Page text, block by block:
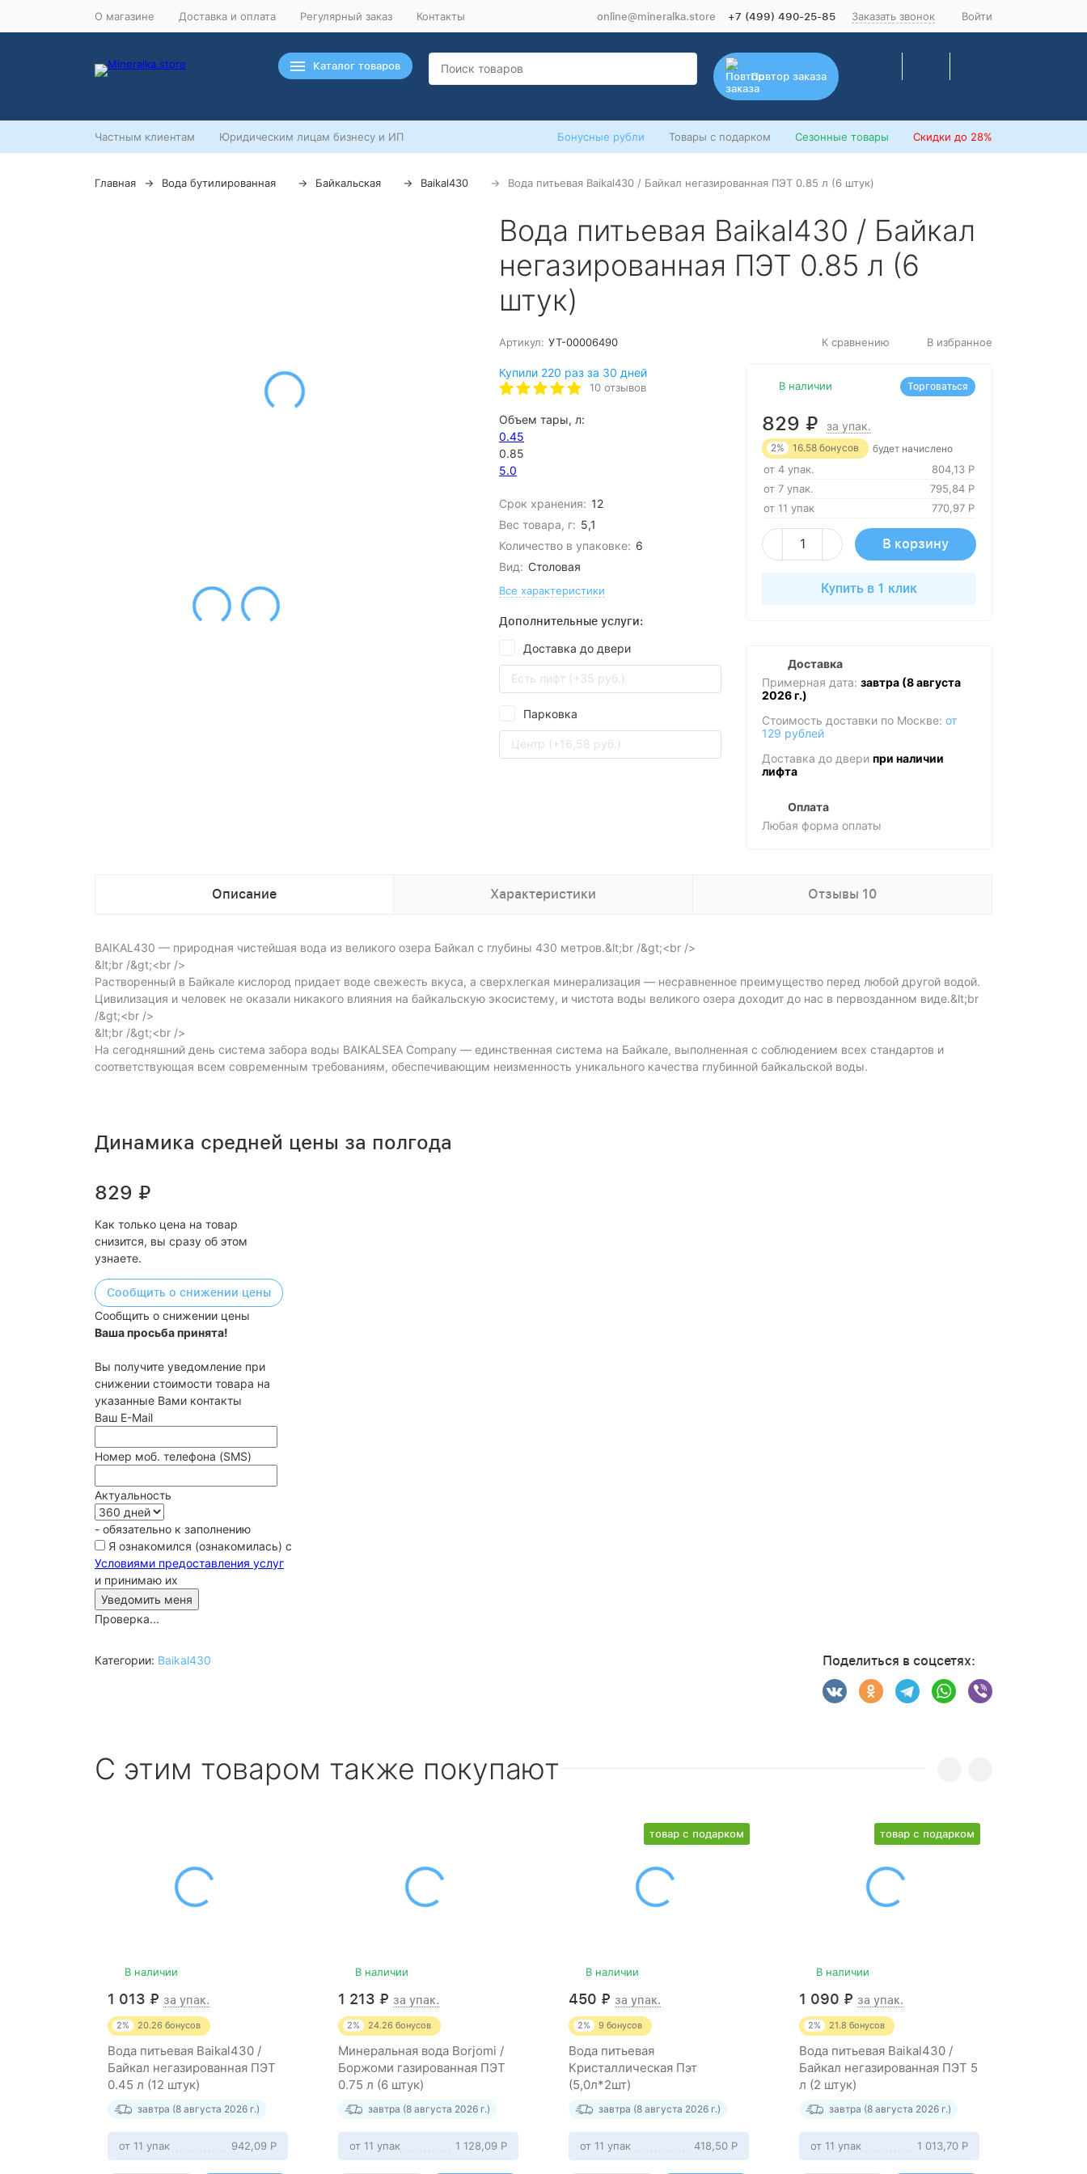
О магазине Доставка и оплата Регулярный заказ Контакты online@mineralka.store +7 (499) 490-25-85 Заказать звонок Войти
Каталог товаров
Повтор заказа
Частным клиентам Юридическим лицам бизнесу и ИП Бонусные рубли Товары с подарком Сезонные товары Скидки до 28%
Главная Вода бутилированная Байкальская Baikal430 Вода питьевая Baikal430 / Байкал негазированная ПЭТ 0.85 л (6 штук)
Вода питьевая Baikal430 / Байкал
негазированная ПЭТ 0.85 л (6
штук)
Артикул: УТ-00006490 К сравнению В избранное
Купили 220 раз за 30 дней
10 отзывов
Объем тары, л:
0.45
0.85
5.0
Срок хранения: 12
Вес товара, г: 5,1
Количество в упаковке: 6
Вид: Столовая
Все характеристики
Дополнительные услуги:
Доставка до двери
Есть лифт (+35 руб.)
Парковка
Центр (+16,58 руб.)
В наличии
829 ₽ за упак.
2% 16.58 бонусов будет начислено
от 4 упак. 804,13 Р
от 7 упак.
795,84 Р
от 11 упак
770,97 Р
В корзину
Купить в 1 клик
Торговаться
Доставка
Примерная дата: завтра (8 августа
2026 г.)
Стоимость доставки по Москве: от
129 рублей
Доставка до двери при наличии
лифта
Оплата
Любая форма оплаты
Описание Характеристики Отзывы 10
BAIKAL430 — природная чистейшая вода из великого озера Байкал с глубины 430 метров.&lt;br /&gt;<br />
&lt;br /&gt;<br />
Растворенный в Байкале кислород придает воде свежесть вкуса, а сверхлегкая минерализация — несравненное преимущество перед любой другой водой.
Цивилизация и человек не оказали никакого влияния на байкальскую экосистему, и чистота воды великого озера доходит до нас в первозданном виде.&lt;br
/&gt;<br />
&lt;br /&gt;<br />
На сегодняшний день система забора воды BAIKALSEA Company — единственная система на Байкале, выполненная с соблюдением всех стандартов и
соответствующая всем современным требованиям, обеспечивающим неизменность уникального качества глубинной байкальской воды.
Динамика средней цены за полгода
829 ₽
Как только цена на товар
снизится, вы сразу об этом
узнаете.
Сообщить о снижении цены
Сообщить о снижении цены
Ваша просьба принята!
Вы получите уведомление при
снижении стоимости товара на
указанные Вами контакты
Ваш E-Mail
Номер моб. телефона (SMS)
Актуальность
- обязательно к заполнению
Я ознакомился (ознакомилась) с
Условиями предоставления услуг
и принимаю их
Проверка...
Категории: Baikal430 Поделиться в соцсетях:
С этим товаром также покупают
В наличии
1 013 ₽ за упак.
2% 20.26 бонусов
Вода питьевая Baikal430 /
Байкал негазированная ПЭТ
0.45 л (12 штук)
завтра (8 августа 2026 г.)
от 11 упак 942,09 Р
В наличии
1 213 ₽ за упак.
2% 24.26 бонусов
Минеральная вода Borjomi /
Боржоми газированная ПЭТ
0.75 л (6 штук)
завтра (8 августа 2026 г.)
от 11 упак 1 128,09 Р
товар с подарком
В наличии
450 ₽ за упак.
2% 9 бонусов
Вода питьевая
Кристаллическая Пэт
(5,0л*2шт)
завтра (8 августа 2026 г.)
от 11 упак 418,50 Р
товар с подарком
В наличии
1 090 ₽ за упак.
2% 21.8 бонусов
Вода питьевая Baikal430 /
Байкал негазированная ПЭТ 5
л (2 штук)
завтра (8 августа 2026 г.)
от 11 упак 1 013,70 Р